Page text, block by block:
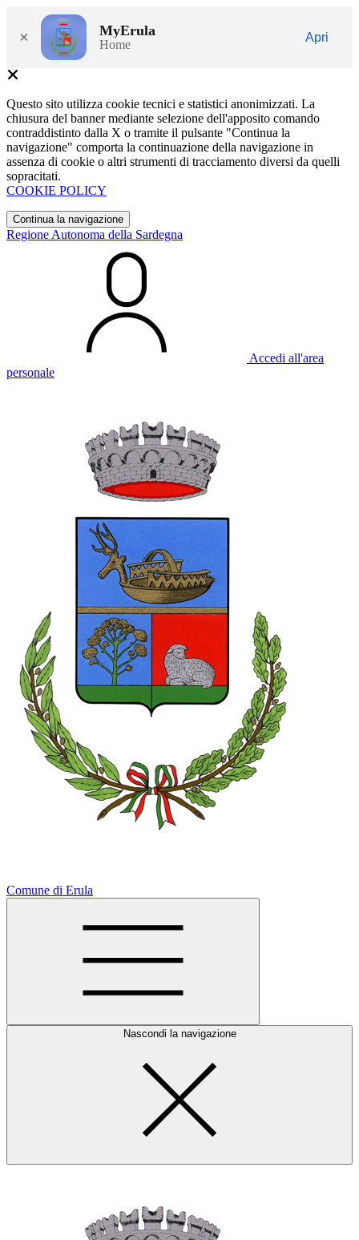
× MyErula
Home
Apri
Questo sito utilizza cookie tecnici e statistici anonimizzati. La
chiusura del banner mediante selezione dell'apposito comando
contraddistinto dalla X o tramite il pulsante "Continua la
navigazione" comporta la continuazione della navigazione in
assenza di cookie o altri strumenti di tracciamento diversi da quelli
sopracitati.
COOKIE POLICY
Continua la navigazione
Regione Autonoma della Sardegna
Accedi all'area
personale
Comune di Erula
Nascondi la navigazione